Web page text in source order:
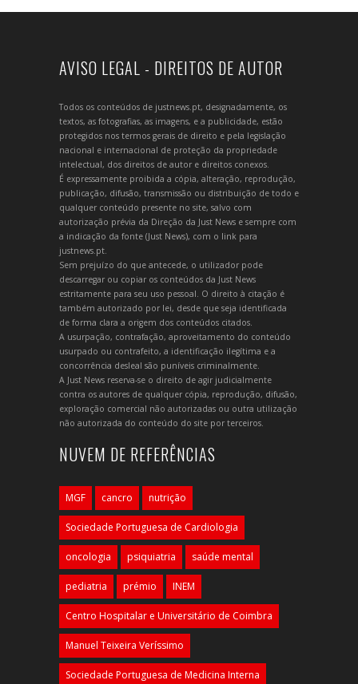
AVISO LEGAL - DIREITOS DE AUTOR
Todos os conteúdos de justnews.pt, designadamente, os
textos, as fotografias, as imagens, e a publicidade, estão
protegidos nos termos gerais de direito e pela legislação
nacional e internacional de proteção da propriedade
intelectual, dos direitos de autor e direitos conexos.
É expressamente proibida a cópia, alteração, reprodução,
publicação, difusão, transmissão ou distribuição de todo e
qualquer conteúdo presente no site, salvo com
autorização prévia da Direção da Just News e sempre com
a indicação da fonte (Just News), com o link para
justnews.pt.
Sem prejuízo do que antecede, o utilizador pode
descarregar ou copiar os conteúdos da Just News
estritamente para seu uso pessoal. O direito à citação é
também autorizado por lei, desde que seja identificada
de forma clara a origem dos conteúdos citados.
A usurpação, contrafação, aproveitamento do conteúdo
usurpado ou contrafeito, a identificação ilegítima e a
concorrência desleal são puníveis criminalmente.
A Just News reserva-se o direito de agir judicialmente
contra os autores de qualquer cópia, reprodução, difusão,
exploração comercial não autorizadas ou outra utilização
não autorizada do conteúdo do site por terceiros.
NUVEM DE REFERÊNCIAS
MGF cancro nutrição
Sociedade Portuguesa de Cardiologia
oncologia psiquiatria saúde mental
pediatria prémio INEM
Centro Hospitalar e Universitário de Coimbra
Manuel Teixeira Veríssimo
Sociedade Portuguesa de Medicina Interna